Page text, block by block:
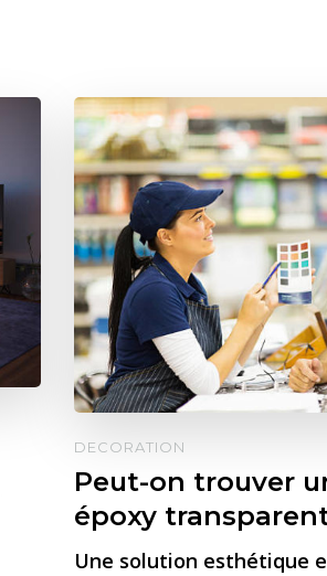
DECORATION
Peut-on trouver
époxy
Une solution esthétique